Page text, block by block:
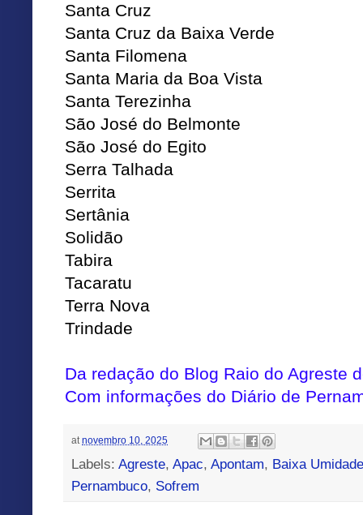
Santa Cruz
Santa Cruz da Baixa Verde
Santa Filomena
Santa Maria da Boa Vista
Santa Terezinha
São José do Belmonte
São José do Egito
Serra Talhada
Serrita
Sertânia
Solidão
Tabira
Tacaratu
Terra Nova
Trindade
Da redação do Blog Raio do Agreste
Com informações do Diário de
at novembro 10, 2025
Labels: Agreste, Apac, Apontam, Baixa Umidade
Pernambuco, Sofrem